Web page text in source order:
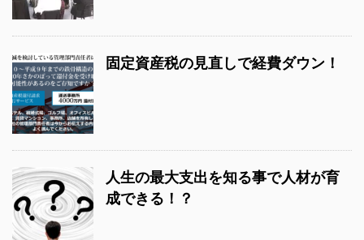
固定資産税の見直しで経費ダウン！
人生の最大支出を知る事で人材が育
成できる！？